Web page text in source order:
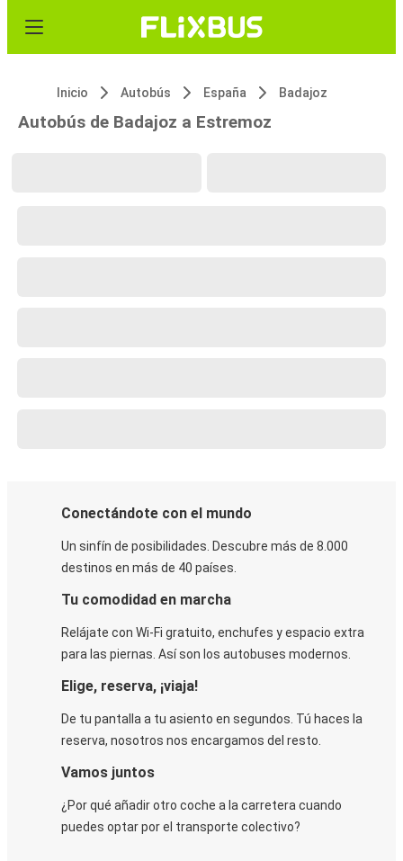
Inicio Autobús España Badajoz
Autobús de Badajoz a Estremoz
Conectándote con el mundo
Un sinfín de posibilidades. Descubre más de 8.000
destinos en más de 40 países.
Tu comodidad en marcha
Relájate con Wi-Fi gratuito, enchufes y espacio extra
para las piernas. Así son los autobuses modernos.
Elige, reserva, ¡viaja!
De tu pantalla a tu asiento en segundos. Tú haces la
reserva, nosotros nos encargamos del resto.
Vamos juntos
¿Por qué añadir otro coche a la carretera cuando
puedes optar por el transporte colectivo?